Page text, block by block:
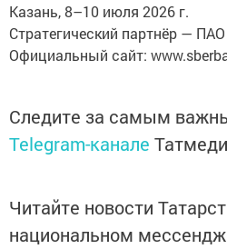
Казань, 8–10 июля 2026 г.
Стратегический партнёр —
Официальный сайт:
Следите за самым
Telegram-канале
Читайте новости
национальном